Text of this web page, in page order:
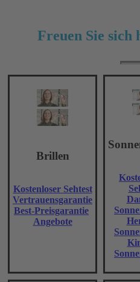
Freuen Sie sich
Brillen
Kostenloser Sehtest
Vertrauensgarantie
Best-Preisgarantie
Angebote